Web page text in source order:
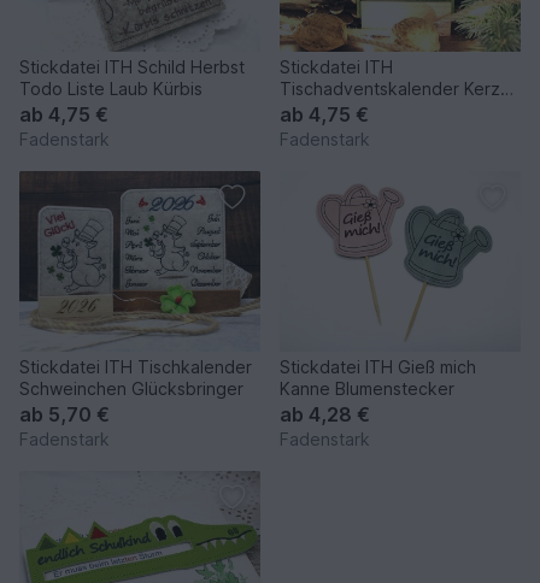
Stickdatei ITH Schild Herbst
Todo Liste Laub Kürbis
ab 4,75 €
Fadenstark
Stickdatei ITH
Tischadventskalender Kerzen
ab 10x10cm Adventskalender
ab 4,75 €
Fadenstark
Stickdatei ITH Tischkalender
Schweinchen Glücksbringer
ab 5,70 €
Fadenstark
Stickdatei ITH Gieß mich
Kanne Blumenstecker
ab 4,28 €
Fadenstark